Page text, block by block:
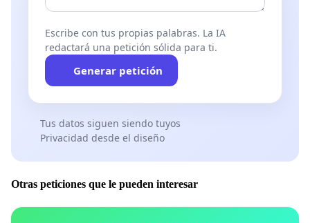
Escribe con tus propias palabras. La IA
redactará una petición sólida para ti.
Generar petición
Tus datos siguen siendo tuyos
Privacidad desde el diseño
Otras peticiones que le pueden interesar